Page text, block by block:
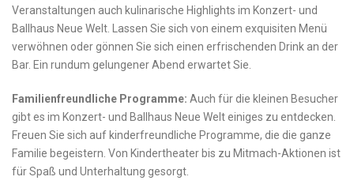
Veranstaltungen auch kulinarische Highlights im Konzert- ⁢und
Ballhaus Neue Welt. Lassen Sie sich von einem exquisiten Menü
verwöhnen oder gönnen Sie sich einen erfrischenden Drink ⁣an ‌der
Bar. Ein rundum gelungener Abend erwartet Sie.
Familienfreundliche Programme: Auch für die kleinen Besucher
gibt es⁢ im​ Konzert- ⁣und ​Ballhaus⁤ Neue ⁤Welt einiges zu entdecken.
Freuen Sie sich auf kinderfreundliche Programme, die ⁣die ganze
Familie begeistern. Von Kindertheater bis zu Mitmach-Aktionen ist
für Spaß und ⁤Unterhaltung gesorgt.